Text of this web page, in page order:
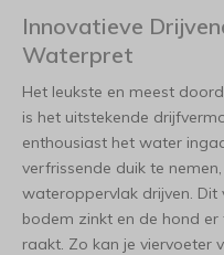
Innovatieve
Waterpret
Het leukste en meest
is het uitstekende
enthousiast het water
verfrissende duik te
wateroppervlak drijven.
bodem zinkt en de hond
raakt. Zo kan je viervoeter